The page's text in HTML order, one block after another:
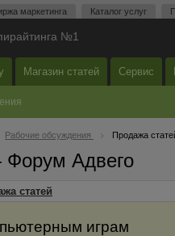
маркетинга Каталог услуг
№1
Магазин статей Сервис
Рабочие обсуждения Продажа
Форум Адвего
статей
играм